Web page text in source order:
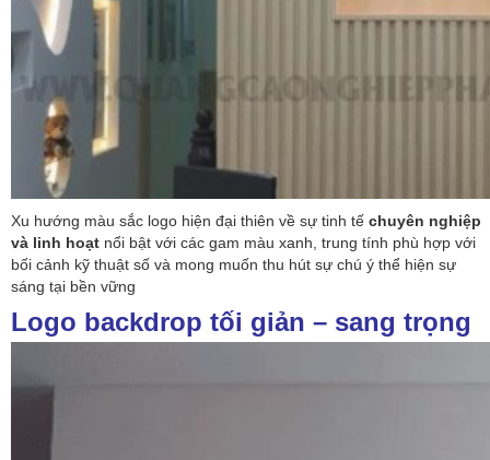
Xu hướng màu sắc logo hiện đại thiên về sự tinh tế chuyên nghiệp
và linh hoạt nổi bật với các gam màu xanh, trung tính phù hợp với
bối cảnh kỹ thuật số và mong muốn thu hút sự chú ý thể hiện sự
sáng tại bền vững
Logo backdrop tối giản – sang trọng